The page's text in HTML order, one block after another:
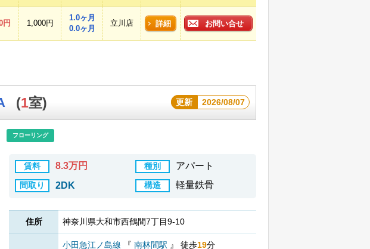
円 1,000円
1.0ヶ月
0.0ヶ月
立川店 詳細 お問い合せ
(1室) 更新 2026/08/07
フローリング
賃料 8.3万円 種別 アパート
間取り 2DK 構造 軽量鉄骨
住所 神奈川県大和市西鶴間7丁目9-10
小田急江ノ島線 『 南林間駅 』 徒歩19分